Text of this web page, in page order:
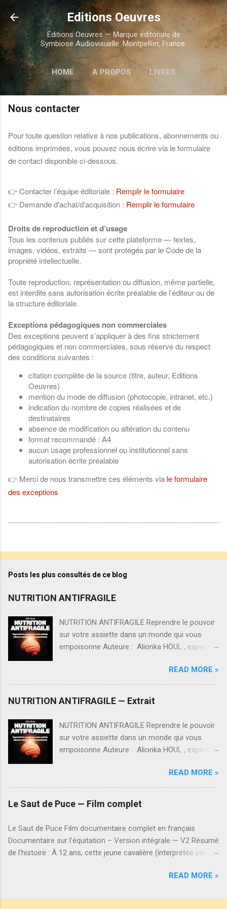
Accéder au contenu principal
Editions Oeuvres
Editions Oeuvres — Marque éditoriale de
Symbiose Audiovisuelle. Montpellier, France.
HOME A PROPOS LIVRES
FILMS/VIDÉOS PLUS…
Nous contacter
Pour toute question relative à nos publications, abonnements ou
éditions imprimées, vous pouvez nous écrire via le formulaire
de contact disponible ci-dessous.
👉 Contacter l’équipe éditoriale : Remplir le formulaire
👉 Demande d'achat/d'acquisition : Remplir le formulaire
Droits de reproduction et d’usage
Tous les contenus publiés sur cette plateforme — textes,
images, vidéos, extraits — sont protégés par le Code de la
propriété intellectuelle.
Toute reproduction, représentation ou diffusion, même partielle,
est interdite sans autorisation écrite préalable de l’éditeur ou de
la structure éditoriale.
Exceptions pédagogiques non commerciales
Des exceptions peuvent s’appliquer à des fins strictement
pédagogiques et non commerciales, sous réserve du respect
des conditions suivantes :
citation complète de la source (titre, auteur, Editions
Oeuvres)
mention du mode de diffusion (photocopie, intranet, etc.)
indication du nombre de copies réalisées et de
destinataires
absence de modification ou altération du contenu
format recommandé : A4
aucun usage professionnel ou institutionnel sans
autorisation écrite préalable
👉 Merci de nous transmettre ces éléments via le formulaire
des exceptions
Posts les plus consultés de ce blog
NUTRITION ANTIFRAGILE
NUTRITION ANTIFRAGILE Reprendre le pouvoir
sur votre assiette dans un monde qui vous
empoisonne Auteure : Alionka HOUL , experte
ISBN : 978-2-487226-97-5 Pourquoi «
NUTRITION ANTIFRAGILE » ? Dans un monde
saturé de messages contradictoires, entre
savoir ce que « bien manger » veut réellement
dire. NUTRITION ANTIFRAGILE propose un
renversement de perspective : l’alimentation
n’est pas seulement un outil de survie ou de
sociales et psychologiques. Le terme «
dans l’adversité. Transposé à la nutrition, il
exprime l’idée que nos choix alimentaires
peuvent être des armes de longévité, de clarté
READ MORE »
NUTRITION ANTIFRAGILE — Extrait
NUTRITION ANTIFRAGILE Reprendre le pouvoir
sur votre assiette dans un monde qui vous
empoisonne Auteure : Alionka HOUL , experte
ISBN : 978-2-487226-97-5 J'ai 6 ans. À la
cantine on me sert un yaourt aux fruits, rose
bonbon. « Il y a du calcium, c’est bon pour vous
» entend-on. Sur l'emballage, tout ce qui
verdoyant, des os d'une blancheur parfaite, la
promesse rassurante que je grandis bien.
Quinze ans plus tard, je découvre la liste des
ingrédients : 15 % de sucre, des colorants, des
READ MORE »
Le Saut de Puce — Film complet
Le Saut de Puce Film documentaire complet en français
Documentaire sur l’équitation – Version intégrale — V2 Résumé
de l'histoire : À 12 ans, cette jeune cavalière (interprétée par
défi de sa vie : décrocher son Galop 6 ! Entre entraînements
imprévisible, elle devra faire preuve de courage et de
READ MORE »